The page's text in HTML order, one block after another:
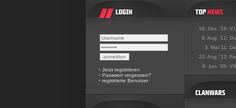
• Jetzt registrieren
• Passwort vergessen?
• registrierte Benutzer
18. Dez. '16:
8. Aug. '12:
3. Mai '11:
23. Aug. '12:
8. Jun. '09: